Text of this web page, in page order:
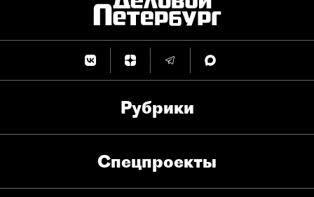
Рубрики
Спец­проекты